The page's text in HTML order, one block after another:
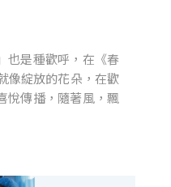
也是種歡呼，在《春
像綻放的花朵，在歡
悅傳播，隨著風，飄